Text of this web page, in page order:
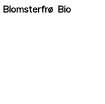
Blomsterfrø Bio